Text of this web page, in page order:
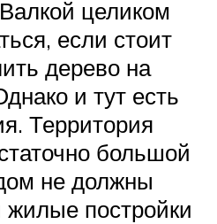
целиком
если стоит
дерево на
и тут есть
Территория
большой
не должны
постройки